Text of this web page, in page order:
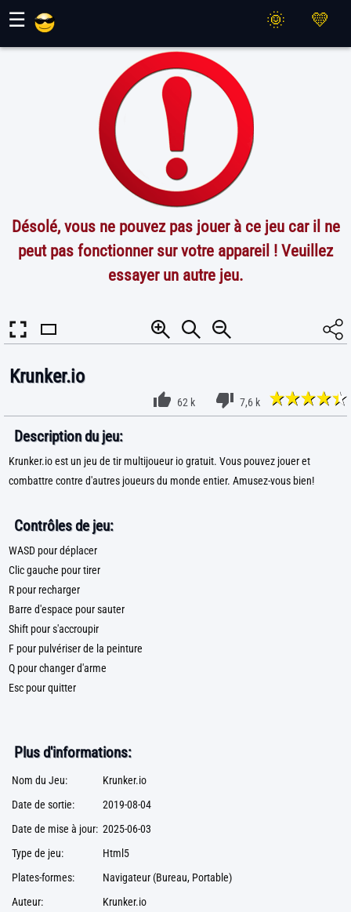
☰
Désolé, vous ne pouvez pas jouer à ce jeu car il ne
peut pas fonctionner sur votre appareil ! Veuillez
essayer un autre jeu.
Krunker.io
62 k 7,6 k
Description du jeu:
Krunker.io est un jeu de tir multijoueur io gratuit. Vous pouvez jouer et
combattre contre d'autres joueurs du monde entier. Amusez-vous bien!
Contrôles de jeu:
WASD pour déplacer
Clic gauche pour tirer
R pour recharger
Barre d'espace pour sauter
Shift pour s'accroupir
F pour pulvériser de la peinture
Q pour changer d'arme
Esc pour quitter
Plus d'informations:
Nom du Jeu:
Krunker.io
Date de sortie:
2019-08-04
Date de mise à jour: 2025-06-03
Type de jeu:
Html5
Plates-formes:
Navigateur (Bureau, Portable)
Auteur:
Krunker.io